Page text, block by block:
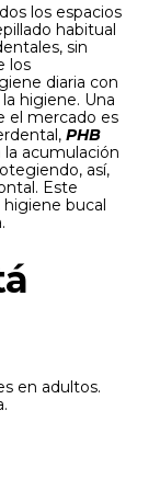
los espacios
habitual
sin
los
diaria con
higiene. Una
el mercado es
PHB
la acumulación
así,
Este
bucal
en adultos.